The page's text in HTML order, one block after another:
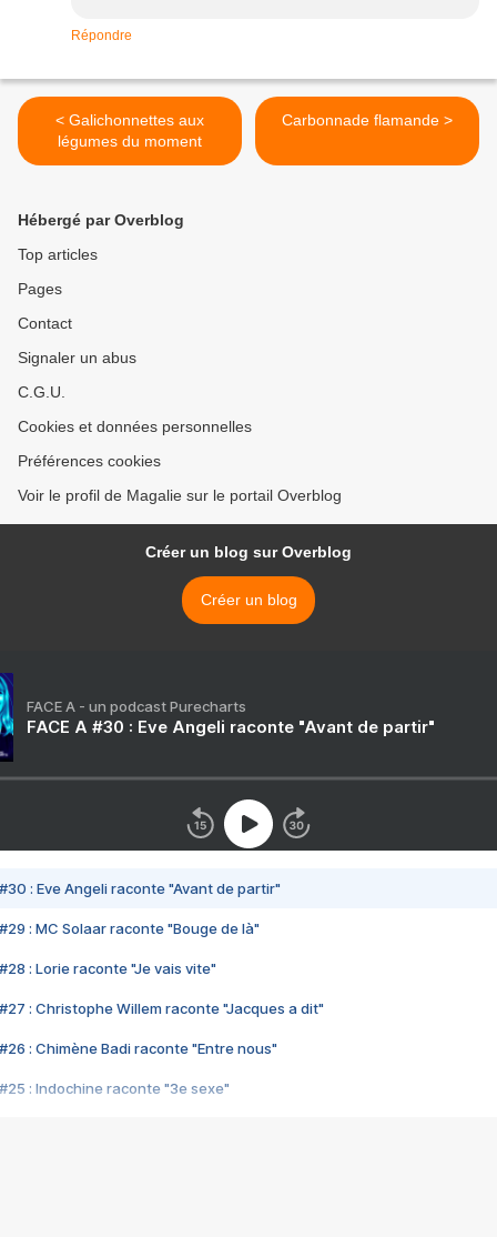
Répondre
< Galichonnettes aux
légumes du moment
Carbonnade flamande >
Hébergé par Overblog
Top articles
Pages
Contact
Signaler un abus
C.G.U.
Cookies et données personnelles
Préférences cookies
Voir le profil de Magalie sur le portail Overblog
Créer un blog sur Overblog
Créer un blog
FACE A - un podcast Purecharts
FACE A #30 : Eve Angeli raconte "Avant de partir"
#30 : Eve Angeli raconte "Avant de partir"
#29 : MC Solaar raconte "Bouge de là"
#28 : Lorie raconte "Je vais vite"
#27 : Christophe Willem raconte "Jacques a dit"
#26 : Chimène Badi raconte "Entre nous"
#25 : Indochine raconte "3e sexe"